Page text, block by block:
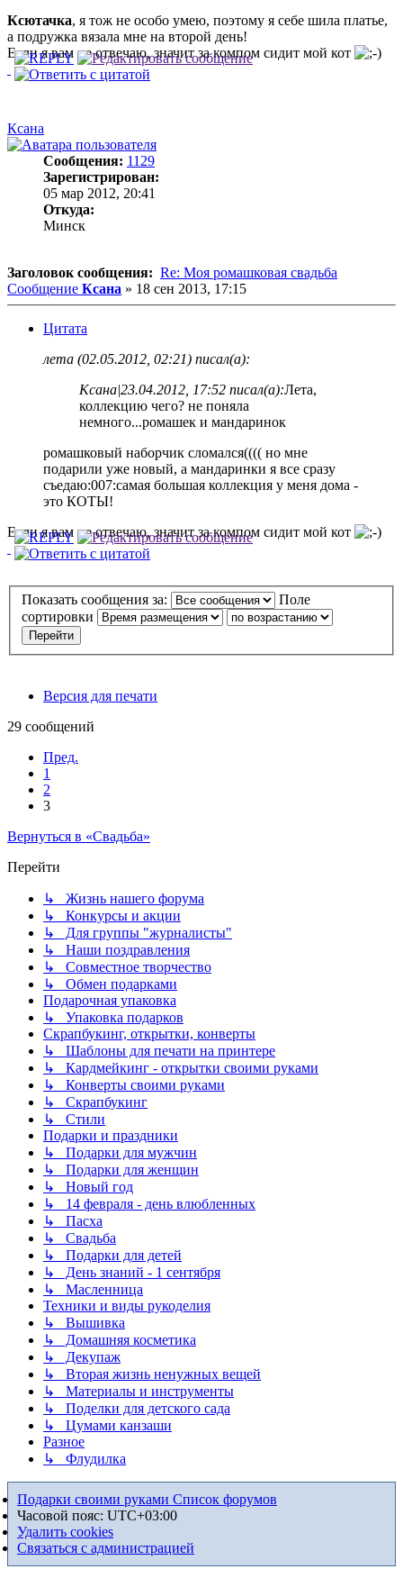
Ксютачка, я тож не особо умею, поэтому я себе шила платье,
а подружка вязала мне на второй день!
Если я вам не отвечаю, значит за компом сидит мой кот
Ксана
Сообщения: 1129
Зарегистрирован:
05 мар 2012, 20:41
Откуда:
Минск
Заголовок сообщения: Re: Моя ромашковая свадьба
Сообщение Ксана » 18 сен 2013, 17:15
Цитата
лета (02.05.2012, 02:21) писал(а):
Ксана|23.04.2012, 17:52 писал(а):Лета,
коллекцию чего? не поняла
немного...ромашек и мандаринок
ромашковый наборчик сломался(((( но мне
подарили уже новый, а мандаринки я все сразу
съедаю:007:самая большая коллекция у меня дома -
это КОТЫ!
Если я вам не отвечаю, значит за компом сидит мой кот
Показать сообщения за:
Поле
сортировки
Версия для печати
29 сообщений
Пред.
1
2
3
Вернуться в «Свадьба»
Перейти
↳ Жизнь нашего форума
↳ Конкурсы и акции
↳ Для группы "журналисты"
↳ Наши поздравления
↳ Совместное творчество
↳ Обмен подарками
Подарочная упаковка
↳ Упаковка подарков
Скрапбукинг, открытки, конверты
↳ Шаблоны для печати на принтере
↳ Кардмейкинг - открытки своими руками
↳ Конверты своими руками
↳ Скрапбукинг
↳ Стили
Подарки и праздники
↳ Подарки для мужчин
↳ Подарки для женщин
↳ Новый год
↳ 14 февраля - день влюбленных
↳ Пасха
↳ Свадьба
↳ Подарки для детей
↳ День знаний - 1 сентября
↳ Масленница
Техники и виды рукоделия
↳ Вышивка
↳ Домашняя косметика
↳ Декупаж
↳ Вторая жизнь ненужных вещей
↳ Материалы и инструменты
↳ Поделки для детского сада
↳ Цумами канзаши
Разное
↳ Флудилка
Подарки своими руками Список форумов
Часовой пояс: UTC+03:00
Удалить cookies
Связаться с администрацией